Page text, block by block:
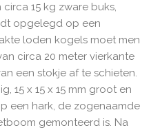
15 kg zware buks,
opgelegd op een
loden kogels moet men
circa 20 meter vierkante
een stokje af te schieten.
15 x 15 x 15 mm groot en
een hark, de zogenaamde
gemonteerd is. Na